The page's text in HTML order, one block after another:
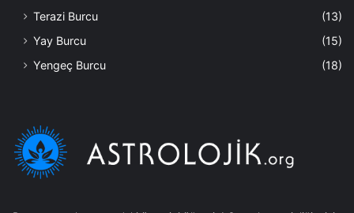
Terazi Burcu
(13)
Yay Burcu
(15)
Yengeç Burcu
(18)